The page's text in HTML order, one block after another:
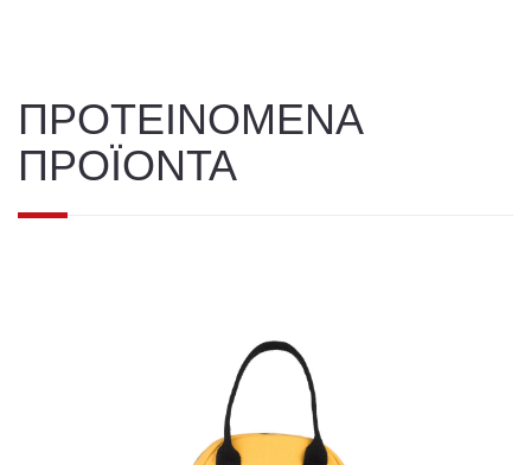
ΠΡΟΤΕΙΝΟΜΕΝΑ
ΠΡΟΪΟΝΤΑ